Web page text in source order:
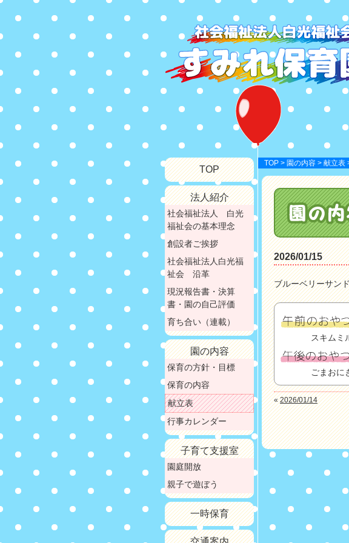
TOP > 園の内容 > 献立表
2026/01/15
ブルーベリーサン
スキムミ
ごまおに
«2026/01/14
TOP
法人紹介
社会福祉法人 白光
福祉会の基本理念
創設者ご挨拶
社会福祉法人白光福
祉会 沿革
現況報告書・決算
書・園の自己評価
育ち合い（連載）
園の内容
保育の方針・目標
保育の内容
献立表
行事カレンダー
子育て支援室
園庭開放
親子で遊ぼう
一時保育